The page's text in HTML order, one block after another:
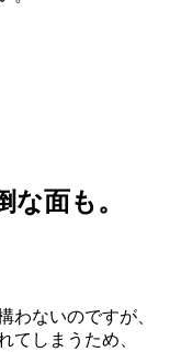
面も。
わないのですが、
てしまうため、